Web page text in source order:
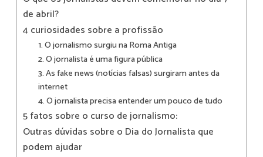
de abril?
4 curiosidades sobre a profissão
1. O jornalismo surgiu na Roma Antiga
2. O jornalista é uma figura pública
3. As fake news (notícias falsas) surgiram antes da
internet
4. O jornalista precisa entender um pouco de tudo
5 fatos sobre o curso de jornalismo:
Outras dúvidas sobre o Dia do Jornalista que
podem ajudar